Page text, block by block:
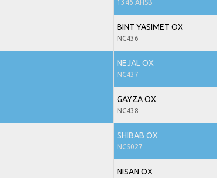
1346 AHSB
BINT YASIMET OX
NC436
NEJAL OX
NC437
GAYZA OX
NC438
SHIBAB OX
NC5027
NISAN OX